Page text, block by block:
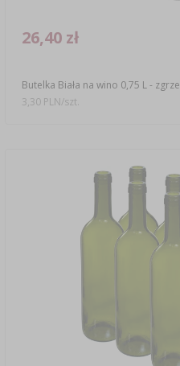
Butelka Biała na wino 0,75 L -
26,40 zł
3,30 PLN/szt.